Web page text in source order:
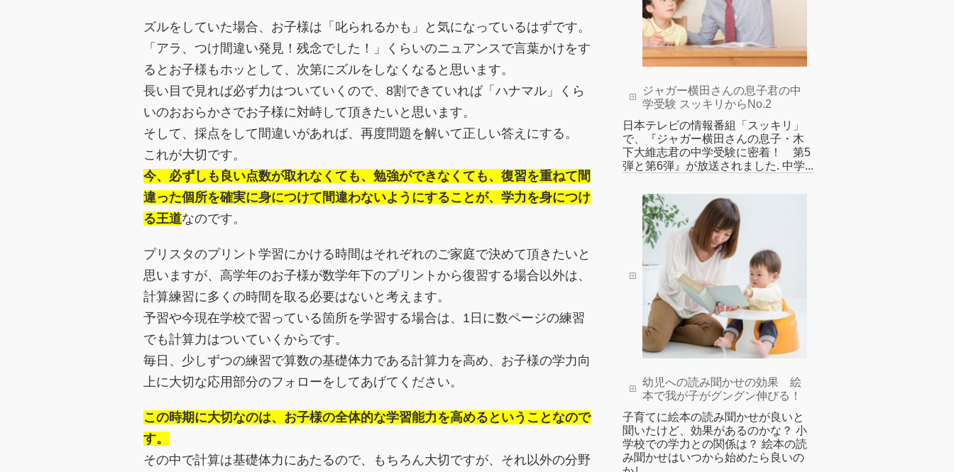
ズルをしていた場合、お子様は「叱られるかも」と気になっているはずです。
「アラ、つけ間違い発見！残念でした！」くらいのニュアンスで言葉かけをす
るとお子様もホッとして、次第にズルをしなくなると思います。
長い目で見れば必ず力はついていくので、8割できていれば「ハナマル」くら
いのおおらかさでお子様に対峙して頂きたいと思います。
そして、採点をして間違いがあれば、再度問題を解いて正しい答えにする。
これが大切です。
今、必ずしも良い点数が取れなくても、勉強ができなくても、復習を重ねて間
違った個所を確実に身につけて間違わないようにすることが、学力を身につけ
る王道なのです。
プリスタのプリント学習にかける時間はそれぞれのご家庭で決めて頂きたいと
思いますが、高学年のお子様が数学年下のプリントから復習する場合以外は、
計算練習に多くの時間を取る必要はないと考えます。
予習や今現在学校で習っている箇所を学習する場合は、1日に数ページの練習
でも計算力はついていくからです。
毎日、少しずつの練習で算数の基礎体力である計算力を高め、お子様の学力向
上に大切な応用部分のフォローをしてあげてください。
この時期に大切なのは、お子様の全体的な学習能力を高めるということなので
す。
その中で計算は基礎体力にあたるので、もちろん大切ですが、それ以外の分野
ジャガー横田さんの息子君の中
学受験 スッキリからNo.2
日本テレビの情報番組「スッキリ」
で、『ジャガー横田さんの息子・木
下大維志君の中学受験に密着！ 第5
弾と第6弾』が放送されました. 中学...
幼児への読み聞かせの効果 絵
本で我が子がグングン伸びる！
子育てに絵本の読み聞かせが良いと
聞いたけど、効果があるのかな？ 小
学校での学力との関係は？ 絵本の読
み聞かせはいつから始めたら良いの